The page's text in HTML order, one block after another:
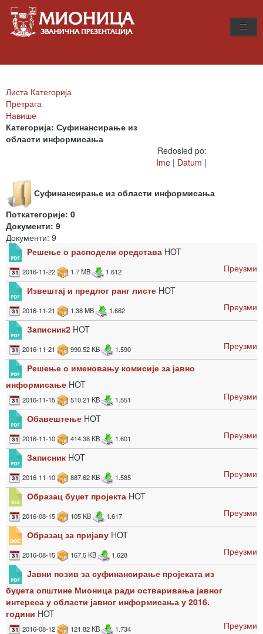
Листа Категорија
Претрага
Навише
Категорија: Суфинансирање из
области информисања
Redosled po:
Ime | Datum |
Суфинансирање из области информисања
Поткатегорије: 0
Документи: 9
Документи: 9
Решење о расподели средстава HOT
2016-11-22 1.7 MB 1.612
Преузми
Извештај и предлог ранг листе HOT
2016-11-21 1.38 MB 1.662
Преузми
Записник2 HOT
2016-11-21 990.52 KB 1.590
Преузми
Решење о именовању комисије за јавно
информисање HOT
2016-11-15 510.21 KB 1.551
Преузми
Обавештење HOT
2016-11-10 414.38 KB 1.601
Преузми
Записник HOT
2016-11-10 887.62 KB 1.585
Преузми
Образац буџет пројекта HOT
2016-08-15 105 KB 1.617
Преузми
Образац за пријаву HOT
2016-08-15 167.5 KB 1.628
Преузми
Јавни позив за суфинансирање пројеката из
буџета општине Мионица ради остваривања јавног
интереса у области јавног информисања у 2016.
години HOT
2016-08-12 121.82 KB 1.734
Преузми